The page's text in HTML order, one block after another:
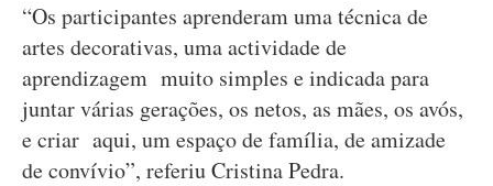
“Os participantes aprenderam uma técnica de
artes decorativas, uma actividade de
aprendizagem muito simples e indicada para
juntar várias gerações, os netos, as mães, os avós,
e criar aqui, um espaço de família, de amizade
de convívio”, referiu Cristina Pedra.